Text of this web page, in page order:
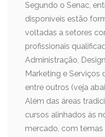
Segundo o Senac,
disponíveis estão
voltadas a setores
profissionais
Administração,
Marketing e Serviços
entre outros (veja
Além das áreas
cursos alinhados às
mercado, com temas